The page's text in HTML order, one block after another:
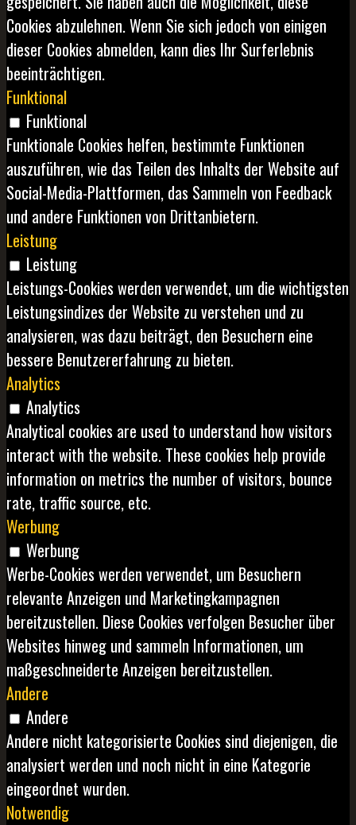
Cookies abzulehnen. Wenn Sie sich jedoch von einigen
dieser Cookies abmelden, kann dies Ihr Surferlebnis
beeinträchtigen.
Funktional
Funktional
Funktionale Cookies helfen, bestimmte Funktionen
auszuführen, wie das Teilen des Inhalts der Website auf
Social-Media-Plattformen, das Sammeln von Feedback
und andere Funktionen von Drittanbietern.
Leistung
Leistung
Leistungs-Cookies werden verwendet, um die wichtigsten
Leistungsindizes der Website zu verstehen und zu
analysieren, was dazu beiträgt, den Besuchern eine
bessere Benutzererfahrung zu bieten.
Analytics
Analytics
Analytical cookies are used to understand how visitors
interact with the website. These cookies help provide
information on metrics the number of visitors, bounce
rate, traffic source, etc.
Werbung
Werbung
Werbe-Cookies werden verwendet, um Besuchern
relevante Anzeigen und Marketingkampagnen
bereitzustellen. Diese Cookies verfolgen Besucher über
Websites hinweg und sammeln Informationen, um
maßgeschneiderte Anzeigen bereitzustellen.
Andere
Andere
Andere nicht kategorisierte Cookies sind diejenigen, die
analysiert werden und noch nicht in eine Kategorie
eingeordnet wurden.
Notwendig